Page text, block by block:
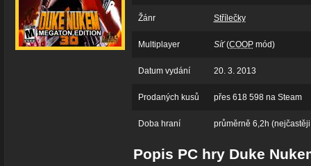
Žánr Střílečky
Multiplayer Síť(COOPmód)
Datum vydání 20. 3. 2013
Prodaných kusů přes 618 598 na Steam
Doba hraní průměrně 6,2h
Popis PC hry Duke